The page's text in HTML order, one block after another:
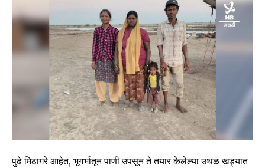
पुढे मिठागरे आहेत, भूगर्भातून पाणी उपसून ते तयार केलेल्या उथळ खड्यात